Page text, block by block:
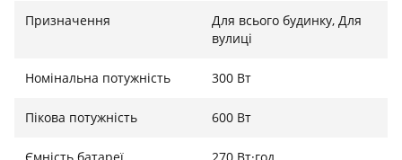
Завдяки генерації "чистої синусоїди", ви можете
безпечно підключати навіть найчутливішу техніку,
одночасно
Призначення
Для всього будинку, Для
вулиці
Номінальна потужність 300 Вт
Пікова потужність 600 Вт